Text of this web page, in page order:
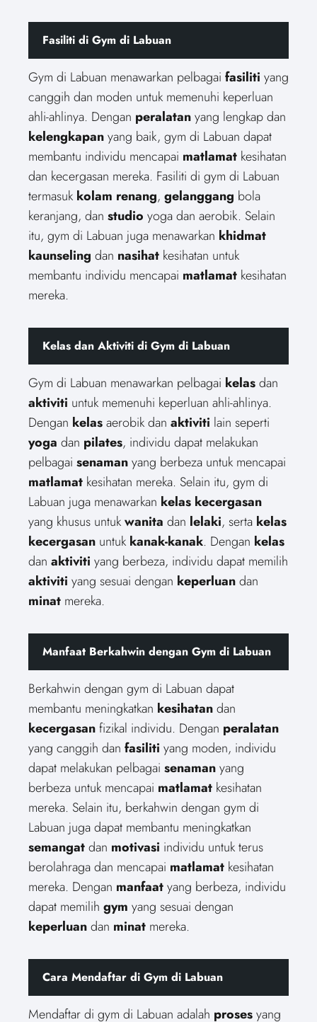
Fasiliti di Gym di Labuan
Gym di Labuan menawarkan pelbagai fasiliti yang
canggih dan moden untuk memenuhi keperluan
ahli-ahlinya. Dengan peralatanyang lengkap dan
kelengkapanyang baik, gym di Labuan dapat
membantu individu mencapai matlamat kesihatan
dan kecergasan mereka. Fasiliti di gym di Labuan
termasuk kolam renang, gelanggang bola
keranjang, dan studio yoga dan aerobik. Selain
itu, gym di Labuan juga menawarkan khidmat
kaunseling dan nasihat kesihatan untuk
membantu individu mencapai matlamat kesihatan
mereka.
Kelas dan Aktiviti di Gym di Labuan
Gym di Labuan menawarkan pelbagai kelasdan
aktiviti untuk memenuhi keperluan ahli-ahlinya.
Dengan kelasaerobik dan aktiviti lain seperti
yoga dan pilates, individu dapat melakukan
pelbagai senamanyang berbeza untuk mencapai
matlamat kesihatan mereka. Selain itu, gym di
Labuan juga menawarkan kelas kecergasan
yang khusus untukwanita dan lelaki, serta kelas
kecergasan untuk kanak-kanak. Dengan kelas
dan aktiviti yang berbeza, individu dapat memilih
aktiviti yang sesuai dengan keperluandan
minat mereka.
Manfaat Berkahwin dengan Gym di Labuan
Berkahwin dengan gym di Labuan dapat
membantu meningkatkan kesihatandan
kecergasanfizikal individu. Dengan peralatan
yang canggih dan fasiliti yang moden, individu
dapat melakukan pelbagai senamanyang
berbeza untuk mencapai matlamat kesihatan
mereka. Selain itu, berkahwin dengan gym di
Labuan juga dapat membantu meningkatkan
semangatdan motivasi individu untuk terus
berolahraga dan mencapai matlamat kesihatan
mereka. Dengan manfaatyang berbeza, individu
dapat memilih gym yang sesuai dengan
keperluandan minat mereka.
Cara Mendaftar di Gym di Labuan
Mendaftar di gym di Labuan adalah prosesyang